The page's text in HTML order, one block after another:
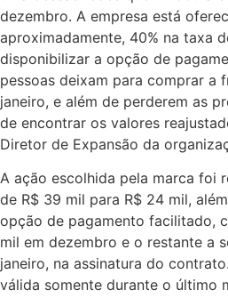
dezembro. A empresa está
aproximadamente, 40% na taxa
disponibilizar a opção de
pessoas deixam para comprar a
janeiro, e além de perderem as
de encontrar os valores
Diretor de Expansão da
A ação escolhida pela marca foi
de R$ 39 mil para R$ 24 mil,
opção de pagamento facilitado,
mil em dezembro e o restante a
janeiro, na assinatura do
válida somente durante o último